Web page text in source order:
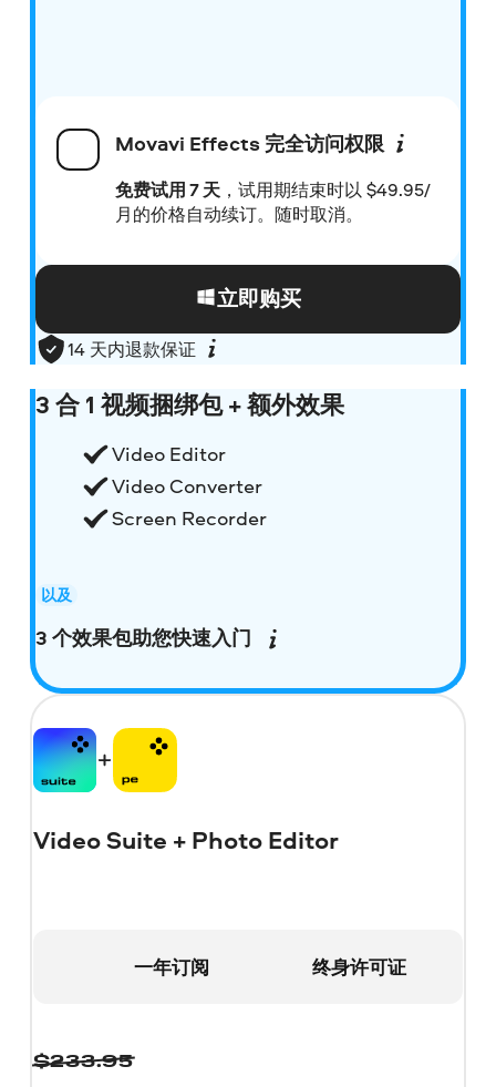
Movavi Effects完全访问权限
免费试用 7 天 ，试用期结束时以$49.95/
月的价格自动续订。随时取消。
立即购买
14 天内退款保证
3 合 1 视频捆绑包 + 额外效果
Video Editor
Video Converter
Screen Recorder
以及
3 个效果包助您快速入门
Video Suite + Photo Editor
一年订阅 终身许可证
$233.95